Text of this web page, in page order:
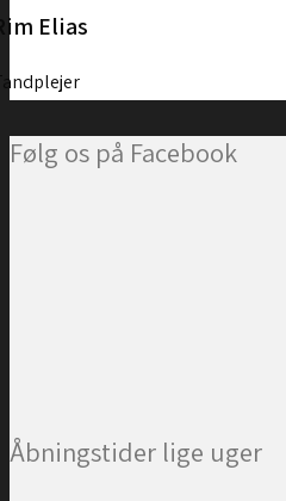
Elias
Følg os på Facebook
Åbningstider lige uger